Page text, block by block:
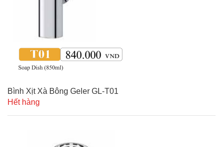
Bình Xịt Xà Bông Geler GL-T01
Hết hàng